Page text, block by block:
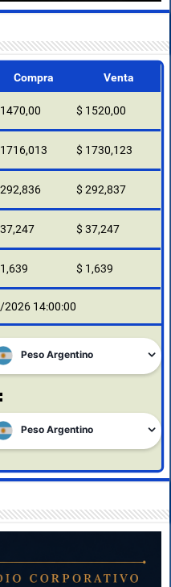
Compra Venta
$ 1520,00
$ 1730,123
$ 292,837
$ 37,247
$ 1,639
14:00:00